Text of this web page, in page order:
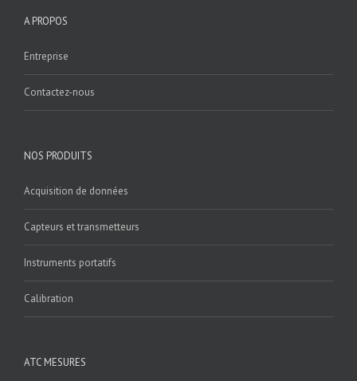
A PROPOS
Entreprise
Contactez-nous
NOS PRODUITS
Acquisition de données
Capteurs et transmetteurs
Instruments portatifs
Calibration
ATC MESURES